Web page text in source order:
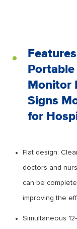
Monitor
Signs
for
Flat design:
doctors and
can be
improving the
Simultaneous